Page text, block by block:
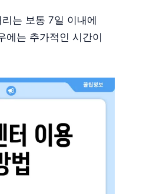
는 보통 7일 이내에
에는 추가적인 시간이